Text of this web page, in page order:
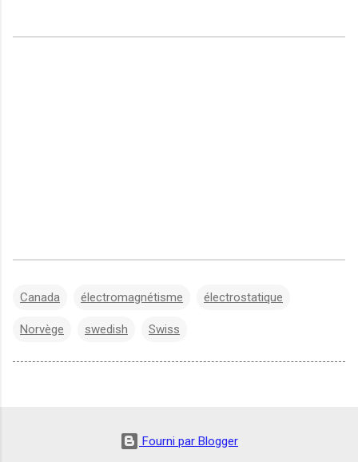
Canada électromagnétisme électrostatique
Norvège swedish Swiss
Fourni par Blogger